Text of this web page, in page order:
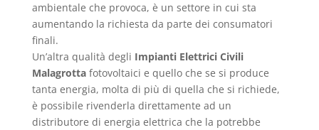
ambientale che provoca, è un settore in cui sta
aumentando la richiesta da parte dei consumatori
finali.
Un’altra qualità degli Impianti Elettrici Civili
Malagrottafotovoltaici e quello che se si produce
tanta energia, molta di più di quella che si richiede,
è possibile rivenderla direttamente ad un
distributore di energia elettrica che la potrebbe